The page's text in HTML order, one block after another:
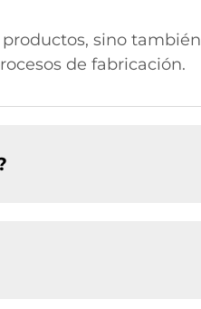
sino también
de fabricación.